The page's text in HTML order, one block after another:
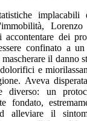
implacabili
Lorenzo
accontentare dei
confinato a
il danno
e
Aveva
diverso: un
fondato,
alleviare il